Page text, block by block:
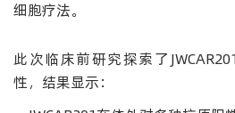
细胞疗法。
此次临床前研究探索了
性，结果显示：